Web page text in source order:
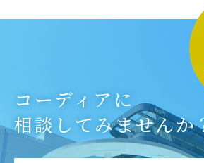
コーディアに
相談してみませんか